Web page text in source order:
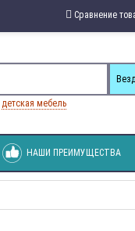
Сравнение
детская мебель
НАШИ ПРЕИМУЩЕСТВА